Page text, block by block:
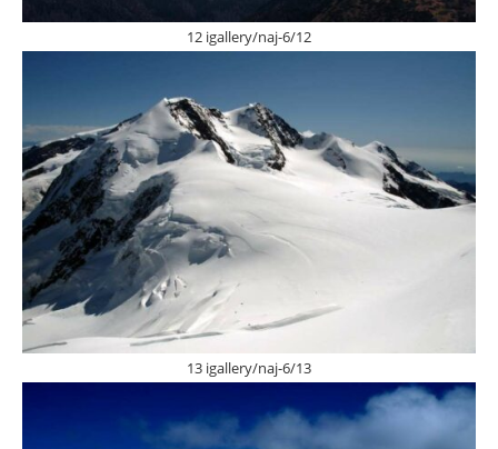
12 igallery/naj-6/12
13 igallery/naj-6/13